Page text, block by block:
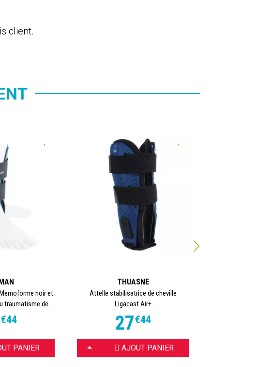
client.
noir et
traumatisme de...
€44
PANIER
THUASNE
Attelle stabilisatrice de cheville
Ligacast Air+
27€44
CHOISIR AJOUT PANIER